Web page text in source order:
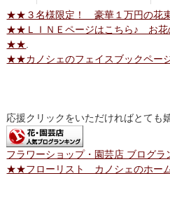
★★３名様限定！ 豪華１万円の花
★★ＬＩＮＥページはこちら♪ お花
★★
★★カノシェのフェイスブックペ
応援クリックをいただければとても
フラワーショップ・園芸店 ブログラ
★★フローリスト カノシェのホー